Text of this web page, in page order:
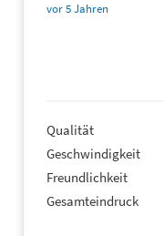
vor 5 Jahren
Qualität
Geschwindigkeit
Freundlichkeit
Gesamteindruck